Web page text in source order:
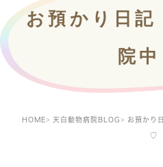
お預かり日
院中
HOME 天白動物病院BLOG お預かり
♡